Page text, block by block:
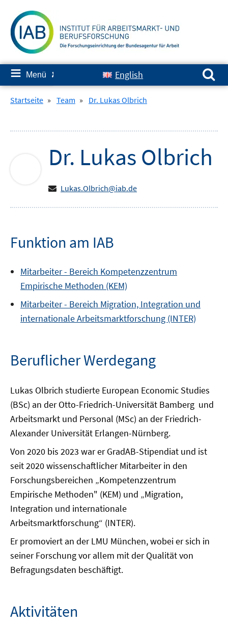
zum
Inhalt
≡ Menü ✘ English
Suchen nach:
Startseite » Team » Dr. Lukas Olbrich
Dr. Lukas Olbrich
Lukas.Olbrich@iab.de
Funktion am IAB
Mitarbeiter - Bereich Kompetenzzentrum
Empirische Methoden (KEM)
Mitarbeiter - Bereich Migration, Integration und
internationale Arbeitsmarktforschung (INTER)
Beruflicher Werdegang
Lukas Olbrich studierte European Economic Studies
(BSc) an der Otto-Friedrich-Universität Bamberg und
Arbeitsmarkt und Personal (MSc) an der Friedrich-
Alexander Universität Erlangen-Nürnberg.
Von 2020 bis 2023 war er GradAB-Stipendiat und ist
seit 2020 wissenschaftlicher Mitarbeiter in den
Forschungsbereichen „Kompetenzzentrum
Empirische Methoden" (KEM) und „Migration,
Integration und internationale
Arbeitsmarktforschung“ (INTER).
Er promoviert an der LMU München, wobei er sich in
seiner Forschung vor allem mit der Qualität von
Befragungsdaten beschäftigt.
Aktivitäten